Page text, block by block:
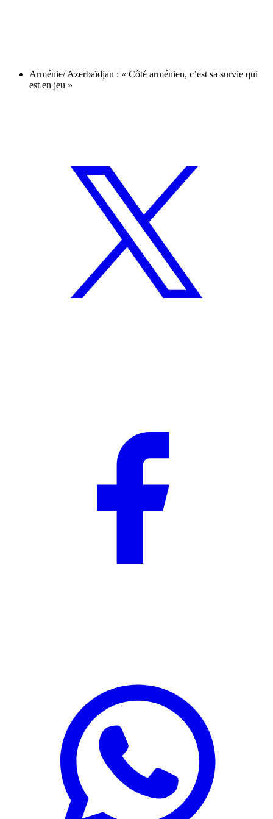
Arménie/ Azerbaïdjan : « Côté arménien, c’est sa survie qui
est en jeu »